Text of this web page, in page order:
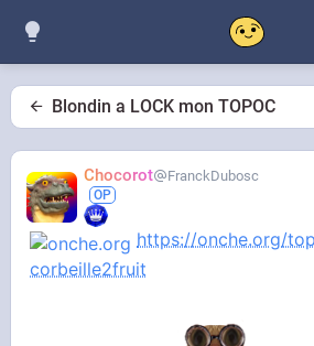
Blondin a LOCK mon TOPOC
Chocorot FranckDubosc
https://onche.org/
corbeille2fruit